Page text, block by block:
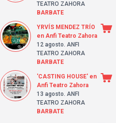
TEATRO ZAHORA
BARBATE
YRVÍS MENDEZ TRÍO
en Anfi Teatro Zahora
12 agosto. ANFI
TEATRO ZAHORA
BARBATE
'CASTING HOUSE' en
Anfi Teatro Zahora
13 agosto. ANFI
TEATRO ZAHORA
BARBATE